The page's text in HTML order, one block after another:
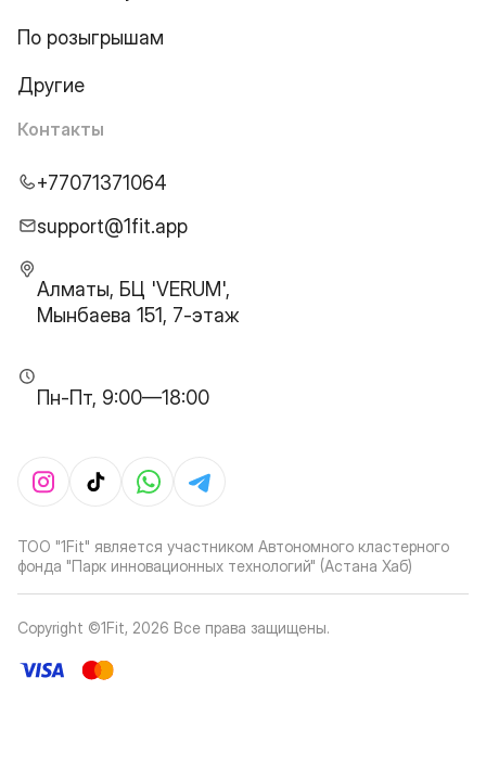
По розыгрышам
Другие
Контакты
+77071371064
support@1fit.app
Алматы, БЦ 'VERUM',
Мынбаева 151, 7-этаж
Пн-Пт, 9:00—18:00
ТОО "1Fit" является участником Автономного кластерного
фонда "Парк инновационных технологий" (Астана Хаб)
Copyright ©1Fit, 2026 Все права защищены.